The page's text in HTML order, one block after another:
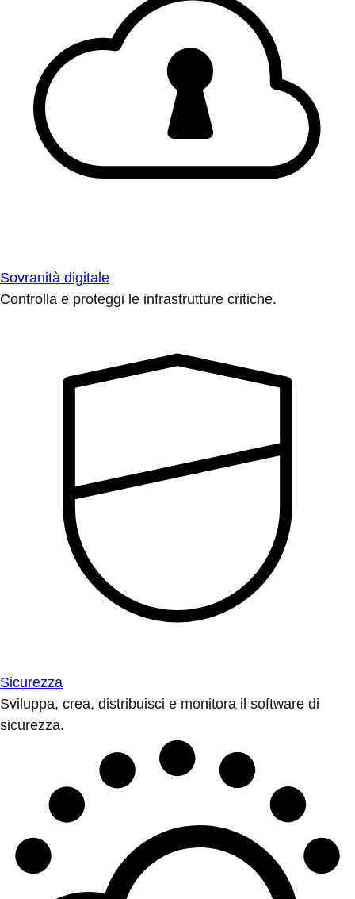
Sovranità digitale
Controlla e proteggi le infrastrutture critiche.
Sicurezza
Sviluppa, crea, distribuisci e monitora il software di
sicurezza.